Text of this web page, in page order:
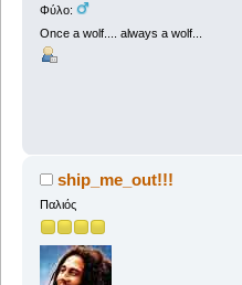
Φύλο:
Once a wolf.... always a wolf...
ship_me_out!!!
Παλιός